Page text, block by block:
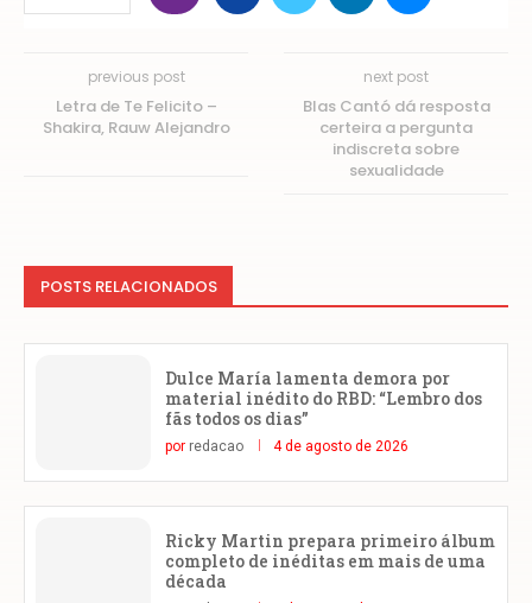
previous post
Letra de Te Felicito –
Shakira, Rauw Alejandro
next post
Blas Cantó dá resposta
certeira a pergunta
indiscreta sobre
sexualidade
POSTS RELACIONADOS
Dulce María lamenta demora por
material inédito do RBD: “Lembro dos
fãs todos os dias”
por redacao 4 de agosto de 2026
Ricky Martin prepara primeiro álbum
completo de inéditas em mais de uma
década